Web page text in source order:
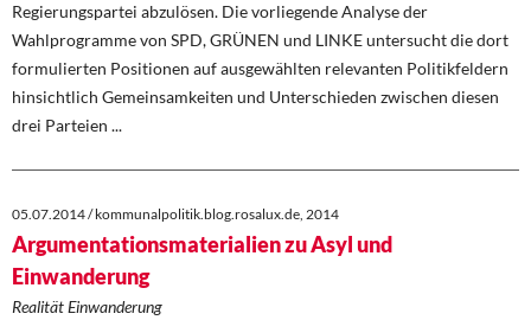
Regierungspartei abzulösen. Die vorliegende Analyse der
Wahlprogramme von SPD, GRÜNEN und LINKE untersucht die dort
formulierten Positionen auf ausgewählten relevanten Politikfeldern
hinsichtlich Gemeinsamkeiten und Unterschieden zwischen diesen
drei Parteien ...
05.07.2014 / kommunalpolitik.blog.rosalux.de, 2014
Argumentationsmaterialien zu Asyl und
Einwanderung
Realität Einwanderung